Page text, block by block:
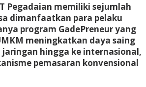
Pegadaian memiliki sejumlah
dimanfaatkan para pelaku
program GadePreneur yang
meningkatkan daya saing
jaringan hingga ke internasional,
pemasaran konvensional